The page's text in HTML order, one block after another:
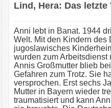
Lind, Hera: Das letzte
Anni lebt in Banat. 1944
Welt. Mit den Kindern des
jugoslawisches
wurden zum Arbeitsdienst
Annis Großmutter blieb
Gefahren zum Trotz. Sie
versprochen. Erst sechs
Mutter in Bayern wieder
traumatisiert und kann